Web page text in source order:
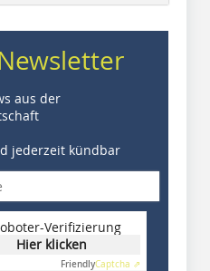
aus der
jederzeit kündbar
Verifizierung
Hier klicken
FriendlyCaptcha ⇗